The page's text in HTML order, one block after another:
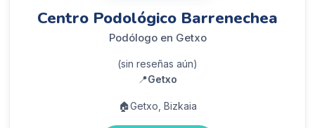
Centro Podológico Barrenechea
Podólogo en Getxo
(sin reseñas aún)
📍Getxo
🏠Getxo, Bizkaia